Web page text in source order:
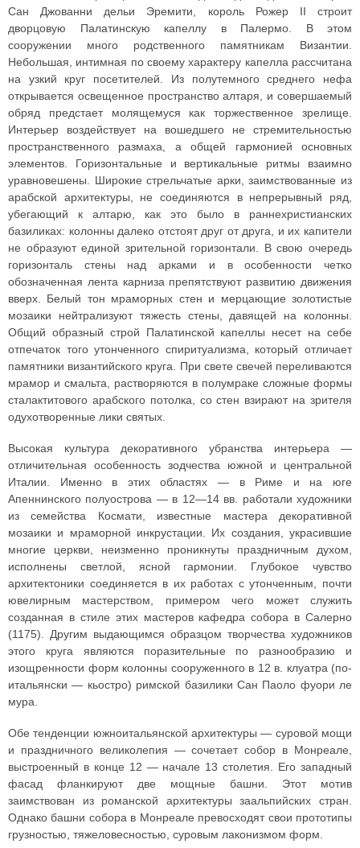
Сан Джованни дельи Эремити, король Рожер II строит
дворцовую Палатинскую капеллу в Палермо. В этом
сооружении много родственного памятникам Византии.
Небольшая, интимная по своему характеру капелла рассчитана
на узкий круг посетителей. Из полутемного среднего нефа
открывается освещенное пространство алтаря, и совершаемый
обряд предстает молящемуся как торжественное зрелище.
Интерьер воздействует на вошедшего не стремительностью
пространственного размаха, а общей гармонией основных
элементов. Горизонтальные и вертикальные ритмы взаимно
уравновешены. Широкие стрельчатые арки, заимствованные из
арабской архитектуры, не соединяются в непрерывный ряд,
убегающий к алтарю, как это было в раннехристианских
базиликах: колонны далеко отстоят друг от друга, и их капители
не образуют единой зрительной горизонтали. В свою очередь
горизонталь стены над арками и в особенности четко
обозначенная лента карниза препятствуют развитию движения
вверх. Белый тон мраморных стен и мерцающие золотистые
мозаики нейтрализуют тяжесть стены, давящей на колонны.
Общий образный строй Палатинской капеллы несет на себе
отпечаток того утонченного спиритуализма, который отличает
памятники византийского круга. При свете свечей переливаются
мрамор и смальта, растворяются в полумраке сложные формы
сталактитового арабского потолка, со стен взирают на зрителя
одухотворенные лики святых.
Высокая культура декоративного убранства интерьера —
отличительная особенность зодчества южной и центральной
Италии. Именно в этих областях — в Риме и на юге
Апеннинского полуострова — в 12—14 вв. работали художники
из семейства Космати, известные мастера декоративной
мозаики и мраморной инкрустации. Их создания, украсившие
многие церкви, неизменно проникнуты праздничным духом,
исполнены светлой, ясной гармонии. Глубокое чувство
архитектоники соединяется в их работах с утонченным, почти
ювелирным мастерством, примером чего может служить
созданная в стиле этих мастеров кафедра собора в Салерно
(1175). Другим выдающимся образцом творчества художников
этого круга являются поразительные по разнообразию и
изощренности форм колонны сооруженного в 12 в. клуатра (по-
итальянски — кьостро) римской базилики Сан Паоло фуори ле
мура.
Обе тенденции южноитальянской архитектуры — суровой мощи
и праздничного великолепия — сочетает собор в Монреале,
выстроенный в конце 12 — начале 13 столетия. Его западный
фасад фланкируют две мощные башни. Этот мотив
заимствован из романской архитектуры заальпийских стран.
Однако башни собора в Монреале превосходят свои прототипы
грузностью, тяжеловесностью, суровым лаконизмом форм.